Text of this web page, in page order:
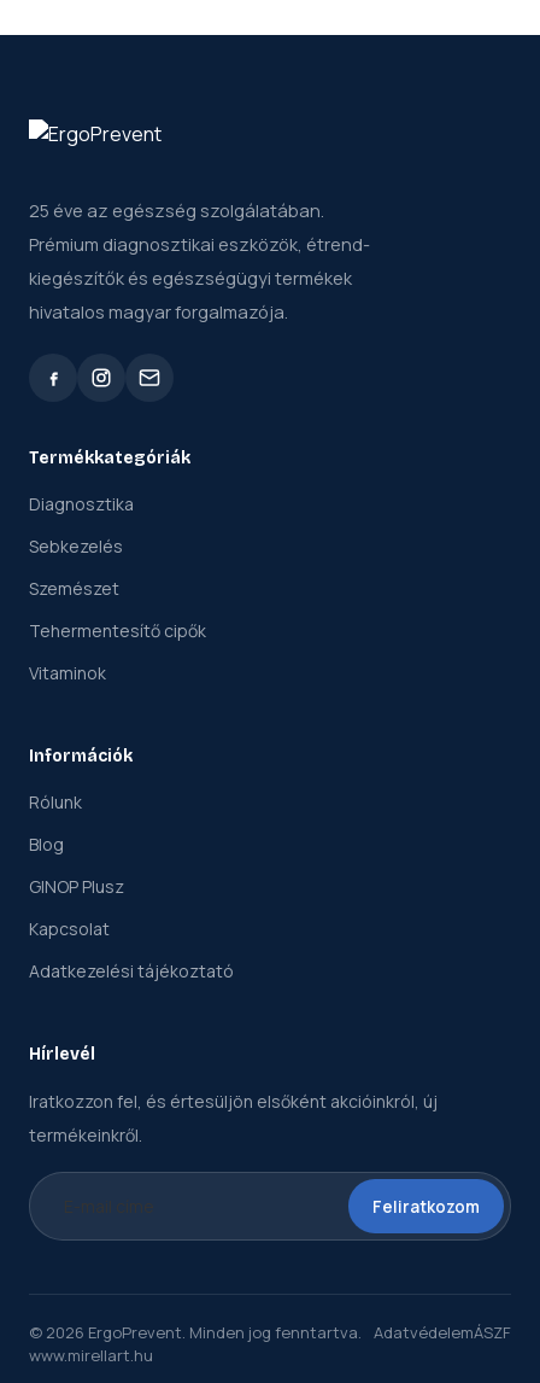
25 éve az egészség szolgálatában.
Prémium diagnosztikai eszközök, étrend-
kiegészítők és egészségügyi termékek
hivatalos magyar forgalmazója.
Termékkategóriák
Diagnosztika
Sebkezelés
Szemészet
Tehermentesítő cipők
Vitaminok
Információk
Rólunk
Blog
GINOP Plusz
Kapcsolat
Adatkezelési tájékoztató
Hírlevél
Iratkozzon fel, és értesüljön elsőként akcióinkról, új
termékeinkről.
Feliratkozom
© 2026 ErgoPrevent. Minden jog fenntartva. AdatvédelemÁSZF
www.mirellart.hu